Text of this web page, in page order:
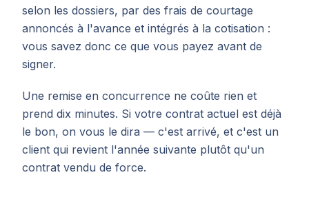
selon les dossiers, par des frais de courtage
annoncés à l'avance et intégrés à la cotisation :
vous savez donc ce que vous payez avant de
signer.
Une remise en concurrence ne coûte rien et
prend dix minutes. Si votre contrat actuel est déjà
le bon, on vous le dira — c'est arrivé, et c'est un
client qui revient l'année suivante plutôt qu'un
contrat vendu de force.